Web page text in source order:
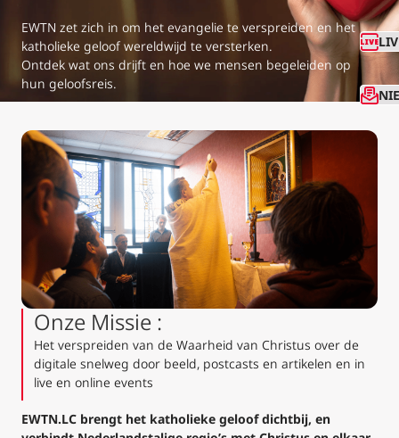
EWTN zet zich in om het evangelie te verspreiden en het
katholieke geloof wereldwijd te versterken.
Ontdek wat ons drijft en hoe we mensen begeleiden op
hun geloofsreis.
Onze Missie :
Het verspreiden van de Waarheid van Christus over de
digitale snelweg door beeld, postcasts en artikelen en in
live en online events
EWTN.LC brengt het katholieke geloof dichtbij, en